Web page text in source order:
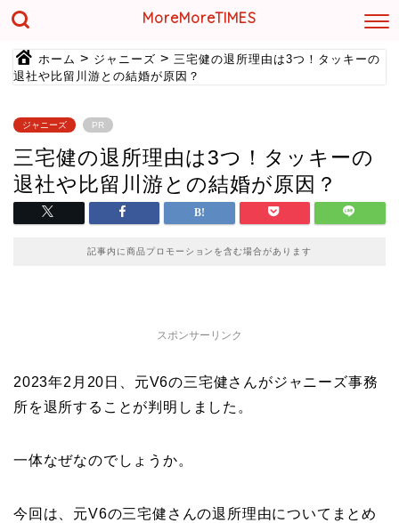
MoreMoreTIMES
ホーム > ジャニーズ > 三宅健の退所理由は3つ！タッキーの
退社や比留川游との結婚が原因？
ジャニーズ PR
三宅健の退所理由は3つ！タッキーの
退社や比留川游との結婚が原因？
記事内に商品プロモーションを含む場合があります
スポンサーリンク
2023年2月20日、元V6の三宅健さんがジャニーズ事務
所を退所することが判明しました。
一体なぜなのでしょうか。
今回は、元V6の三宅健さんの退所理由についてまとめ